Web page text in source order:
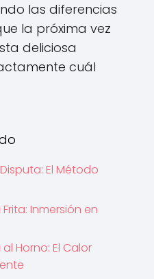
las diferencias
la próxima vez
deliciosa
cuál
El Método
Inmersión en
Horno: El Calor